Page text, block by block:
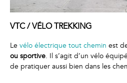
VTC / VÉLO TREKKING
Le vélo électrique tout chemin est
ou sportive. Il s’agit d’un vélo
de pratiquer aussi bien dans les